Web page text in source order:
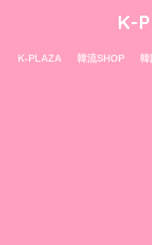
K-
K-PLAZA 韓流SHOP 韓